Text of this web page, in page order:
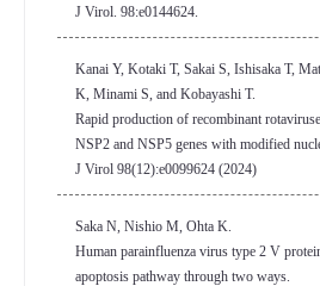
J Virol. 98:e0144624.
Kanai Y, Kotaki T, Sakai S, Ishisaka T,
K, Minami S, and Kobayashi T.
Rapid production of recombinant
NSP2 and NSP5 genes with modified
J Virol 98(12):e0099624 (2024)
Saka N, Nishio M, Ohta K.
Human parainfluenza virus type 2 V
apoptosis pathway through two ways.